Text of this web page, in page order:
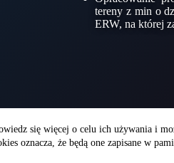
się więcej o celu ich używania i
oznacza, że będą one zapisane w
tereny z min o
ERW, na której